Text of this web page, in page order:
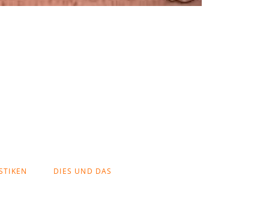
DIES UND DAS